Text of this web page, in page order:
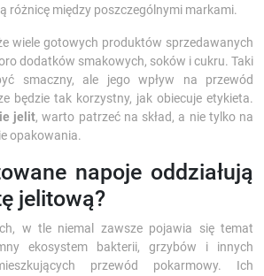
różnicę między poszczególnymi markami.
wiele gotowych produktów sprzedawanych
dodatków smakowych, soków i cukru. Taki
smaczny, ale jego wpływ na przewód
będzie tak korzystny, jak obiecuje etykieta.
jelit, warto patrzeć na skład, a nie tylko na
opakowania.
napoje oddziałują
jelitową?
w tle niemal zawsze pojawia się temat
ekosystem bakterii, grzybów i innych
przewód pokarmowy. Ich